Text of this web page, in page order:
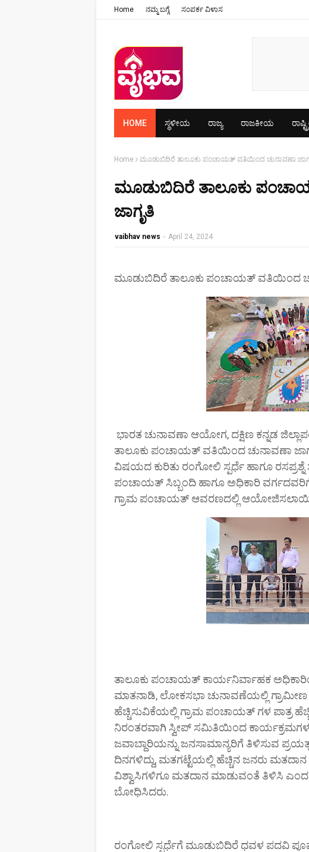
Home ನಮ್ಮ ಬಗ್ಗೆ ಸಂಪರ್ಕ ವಿಳಾಸ
HOME ಸ್ಥಳೀಯ ರಾಜ್ಯ ರಾಜಕೀಯ
Home ಮೂಡುಬಿದಿರೆ ತಾಲೂಕು ಪಂಚಾಯತ್ ವತಿಯಿಂದ ಚುನಾವಣಾ
ಮೂಡುಬಿದಿರೆ ತಾಲೂಕು
ಜಾಗೃತಿ
vaibhav news - April 24, 2024
ಮೂಡುಬಿದಿರೆ ತಾಲೂಕು ಪಂಚಾಯತ್ ವತಿಯಿಂದ
ಭಾರತ ಚುನಾವಣಾ ಆಯೋಗ, ದಕ್ಷಿಣ ಕನ್ನಡ‌
ತಾಲೂಕು ಪಂಚಾಯತ್ ವತಿಯಿಂದ ಚುನಾವಣಾ
ವಿಷಯದ ಕುರಿತು ರಂಗೋಲಿ ಸ್ಪರ್ಧೆ ಹಾಗೂ ರಸಪ್ರಶ್ನೆ
ಪಂಚಾಯತ್ ಸಿಬ್ಬಂದಿ ಹಾಗೂ ಅಧಿಕಾರಿ ವರ್ಗದವರಿಗೆ
ಗ್ರಾಮ‌ ಪಂಚಾಯತ್ ಆವರಣದಲ್ಲಿ
ತಾಲೂಕು ಪಂಚಾಯತ್ ಕಾರ್ಯನಿರ್ವಾಹಕ
ಮಾತನಾಡಿ, ಲೋಕಸಭಾ ಚುನಾವಣೆಯಲ್ಲಿ ಗ್ರಾಮೀಣ
ಹೆಚ್ಚಿಸುವಿಕೆಯಲ್ಲಿ ಗ್ರಾಮ ಪಂಚಾಯತ್ ಗಳ ಪಾತ್ರ
ನಿರಂತರವಾಗಿ ಸ್ವೀಪ್ ಸಮಿತಿಯಿಂದ
ಜವಾಬ್ದಾರಿಯನ್ನು ಜನಸಾಮಾನ್ಯರಿಗೆ ತಿಳಿಸುವ
ದಿನಗಳಿದ್ದು, ಮತಗಟ್ಟೆಯಲ್ಲಿ ಹೆಚ್ಚಿನ ಜನರು
ವಿಶ್ವಾಸಿಗಳಿಗೂ ಮತದಾನ ಮಾಡುವಂತೆ ತಿಳಿಸಿ
ಬೋಧಿಸಿದರು.
ರಂಗೋಲಿ ಸ್ಪರ್ಧೆಗೆ ಮೂಡುಬಿದಿರೆ ಧವಳ ಪದವಿ